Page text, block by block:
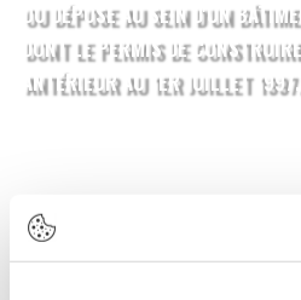
OU DÉPOSE AU SEIN D'UN
DONT LE PERMIS DE
ANTÉRIEUR AU 1ER JUILLET 1997.
AMIANTE &
PLOMB